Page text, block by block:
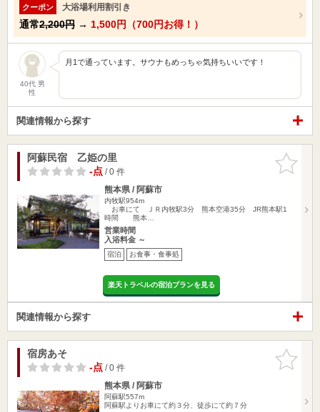
クーポン 大浴場利用割引き
通常2,200円 → 1,500円（700円お得！）
40代 男
性
月1で通っています。サウナもめっちゃ気持ちいいです！
関連情報から探す
お気に入
りに追加
阿蘇民宿 乙姫の里
-点/ 0 件
熊本県 / 阿蘇市
内牧駅954m
お車にて ＪＲ内牧駅3分 熊本空港35分 JR熊本駅1
時間 熊本…
営業時間
入浴料金 ～
宿泊 お食事・食事処
楽天トラベルの宿泊プランを見る
関連情報から探す
お気に入
りに追加
宿房あそ
-点/ 0 件
熊本県 / 阿蘇市
阿蘇駅557m
阿蘇駅よりお車にて約３分、徒歩にて約７分